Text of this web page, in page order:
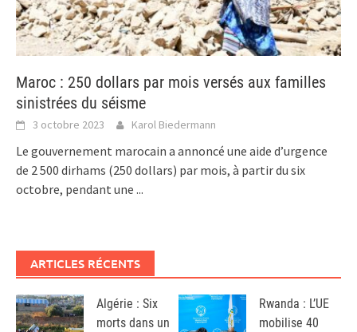
Maroc : 250 dollars par mois versés aux familles
sinistrées du séisme
3 octobre 2023 Karol Biedermann
Le gouvernement marocain a annoncé une aide d’urgence
de 2 500 dirhams (250 dollars) par mois, à partir du six
octobre, pendant une ...
ARTICLES RÉCENTS
Algérie : Six
morts dans un
Rwanda : L’UE
mobilise 40